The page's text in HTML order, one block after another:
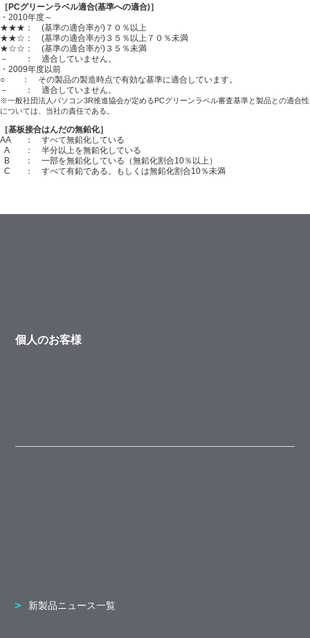
［PCグリーンラベル適合(基準への適合)］
・2010年度～
★★★： (基準の適合率が)７０％以上
★★☆： (基準の適合率が)３５％以上７０％未満
★☆☆： (基準の適合率が)３５％未満
－ ： 適合していません。
・2009年度以前
○ ： その製品の製造時点で有効な基準に適合しています。
－ ： 適合していません。
※一般社団法人パソコン3R推進協会が定めるPCグリーンラベル審査基準と製品との適合性
については、当社の責任である。
［基板接合はんだの無鉛化］
AA
： すべて無鉛化している
A
： 半分以上を無鉛化している
B
： 一部を無鉛化している（無鉛化割合10％以上）
C
： すべて有鉛である。もしくは無鉛化割合10％未満
個人のお客様
新製品ニュース一覧